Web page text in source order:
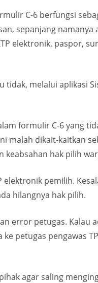
C-6 berfungsi
sepanjang namanya
elektronik, paspor,
melalui aplikasi
formulir C-6 yang
malah dikait-kaitkan
keabsahan hak pilih
elektronik pemilih.
hilangnya hak pilih.
error petugas. Kalau
petugas pengawas
agar saling